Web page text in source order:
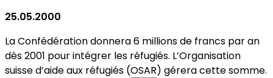
25.05.2000
La Confédération donnera 6 millions de francs par an
dès 2001 pour intégrer les réfugiés. L’Organisation
suisse d’aide aux réfugiés (OSAR) gérera cette somme.